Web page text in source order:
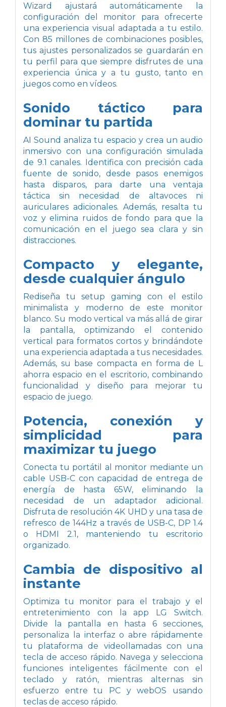
Wizard ajustará automáticamente la
configuración del monitor para ofrecerte
una experiencia visual adaptada a tu estilo.
Con 85 millones de combinaciones posibles,
tus ajustes personalizados se guardarán en
tu perfil para que siempre disfrutes de una
experiencia única y a tu gusto, tanto en
juegos como en vídeos.
Sonido táctico para
dominar tu partida
AI Sound analiza tu espacio y crea un audio
inmersivo con una configuración simulada
de 9.1 canales. Identifica con precisión cada
fuente de sonido, desde pasos enemigos
hasta disparos, para darte una ventaja
táctica sin necesidad de altavoces ni
auriculares adicionales. Además, resalta tu
voz y elimina ruidos de fondo para que la
comunicación en el juego sea clara y sin
distracciones.
Compacto y elegante,
desde cualquier ángulo
Rediseña tu setup gaming con el estilo
minimalista y moderno de este monitor
blanco. Su modo vertical va más allá de girar
la pantalla, optimizando el contenido
vertical para formatos cortos y brindándote
una experiencia adaptada a tus necesidades.
Además, su base compacta en forma de L
ahorra espacio en el escritorio, combinando
funcionalidad y diseño para mejorar tu
espacio de juego.
Potencia, conexión y
simplicidad para
maximizar tu juego
Conecta tu portátil al monitor mediante un
cable USB-C con capacidad de entrega de
energía de hasta 65W, eliminando la
necesidad de un adaptador adicional.
Disfruta de resolución 4K UHD y una tasa de
refresco de 144Hz a través de USB-C, DP 1.4
o HDMI 2.1, manteniendo tu escritorio
organizado.
Cambia de dispositivo al
instante
Optimiza tu monitor para el trabajo y el
entretenimiento con la app LG Switch.
Divide la pantalla en hasta 6 secciones,
personaliza la interfaz o abre rápidamente
tu plataforma de videollamadas con una
tecla de acceso rápido. Navega y selecciona
funciones inteligentes fácilmente con el
teclado y ratón, mientras alternas sin
esfuerzo entre tu PC y webOS usando
teclas de acceso rápido.